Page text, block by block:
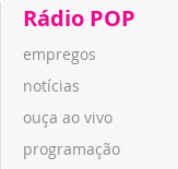
Rádio POP
empregos
notícias
ouça ao vivo
programação